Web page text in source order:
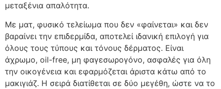
μεταξένια απαλότητα.
Με ματ, φυσικό τελείωμα που δεν «φαίνεται» και δεν
βαραίνει την επιδερμίδα, αποτελεί ιδανική επιλογή για
όλους τους τύπους και τόνους δέρματος. Είναι
άχρωμο, oil-free, μη φαγεσωρογόνο, ασφαλές για όλη
την οικογένεια και εφαρμόζεται άριστα κάτω από το
μακιγιάζ. Η σειρά διατίθεται σε δύο μεγέθη, ώστε να το